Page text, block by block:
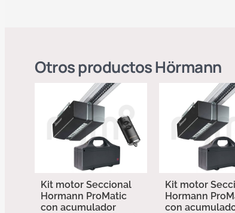
Otros productosHörmann
Kit motor Seccional
Hormann ProMatic
con acumulador
Kit motor
Hormann
con